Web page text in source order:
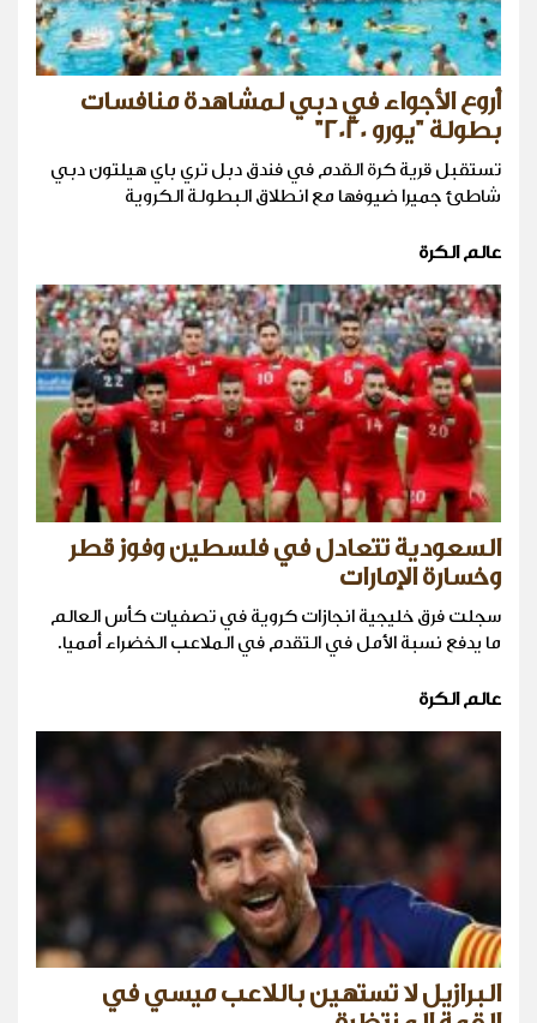
أروع الأجواء في دبي لمشاهدة منافسات
بطولة "يورو 2020"
تستقبل قرية كرة القدم في فندق دبل تري باي هيلتون دبي
شاطئ جميرا ضيوفها مع انطلاق البطولة الكروية
عالم الكرة
السعودية تتعادل في فلسطين وفوز قطر
وخسارة الإمارات
سجلت فرق خليجية انجازات كروية في تصفيات كأس العالم
ما يدفع نسبة الأمل في التقدم في الملاعب الخضراء أمميا.
عالم الكرة
البرازيل لا تستهين باللاعب ميسي في